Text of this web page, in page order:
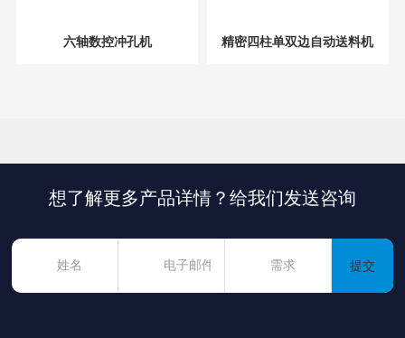
六轴数控冲孔机 精密四柱单双边自动送料机
想了解更多产品详情？给我们发送咨询
提交